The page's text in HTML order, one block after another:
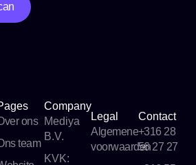
ons
team
Company
Mediya
B.V.
KVK:
Legal
Algemene
voorwaarden
Contact
+316 28
56 27 27